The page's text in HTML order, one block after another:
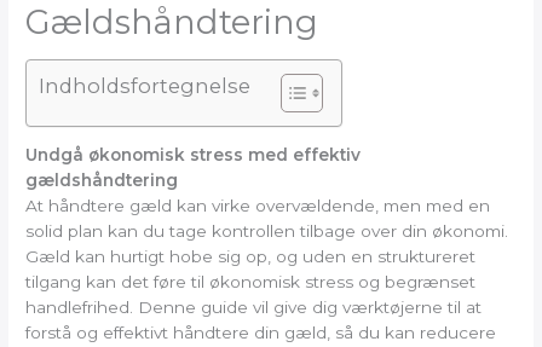
Gældshåndtering
Indholdsfortegnelse
Undgå økonomisk stress med effektiv
gældshåndtering
At håndtere gæld kan virke overvældende, men med en
solid plan kan du tage kontrollen tilbage over din økonomi.
Gæld kan hurtigt hobe sig op, og uden en struktureret
tilgang kan det føre til økonomisk stress og begrænset
handlefrihed. Denne guide vil give dig værktøjerne til at
forstå og effektivt håndtere din gæld, så du kan reducere